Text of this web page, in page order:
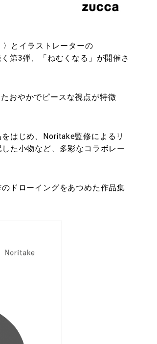
とイラストレーターの
第3弾、「ねむくなる」が開催さ
おやかでピースな視点が特徴
はじめ、Noritake監修によるリ
た小物など、多彩なコラボレー
ドローイングをあつめた作品集